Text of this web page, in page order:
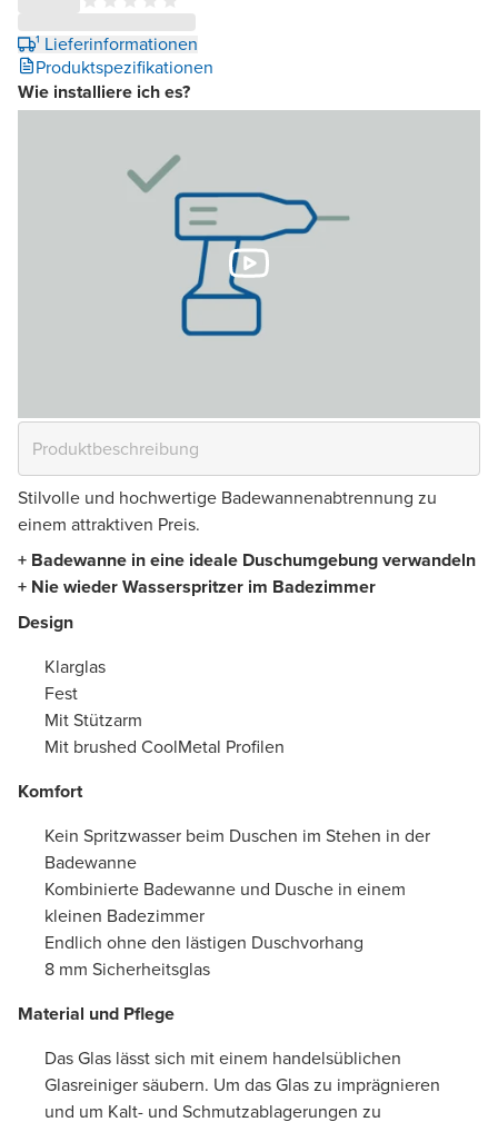
¹ Lieferinformationen
Produktspezifikationen
Wie installiere ich es?
Stilvolle und hochwertige Badewannenabtrennung zu
einem attraktiven Preis.
+ Badewanne in eine ideale Duschumgebung verwandeln
+ Nie wieder Wasserspritzer im Badezimmer
Design
Klarglas
Fest
Mit Stützarm
Mit brushed CoolMetal Profilen
Komfort
Kein Spritzwasser beim Duschen im Stehen in der
Badewanne
Kombinierte Badewanne und Dusche in einem
kleinen Badezimmer
Endlich ohne den lästigen Duschvorhang
8 mm Sicherheitsglas
Material und Pflege
Das Glas lässt sich mit einem handelsüblichen
Glasreiniger säubern. Um das Glas zu imprägnieren
und um Kalt- und Schmutzablagerungen zu